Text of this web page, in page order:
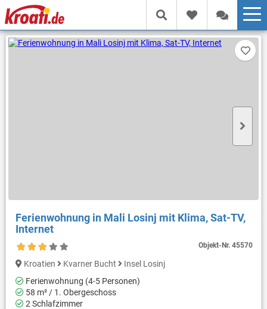
Ferienwohnung in Mali Losinj mit Klima, Sat-TV,
Internet
Objekt-Nr.45570
Kroatien Kvarner Bucht
Insel Losinj
Ferienwohnung (4-5 Personen)
58 m² / 1. Obergeschoss
2 Schlafzimmer